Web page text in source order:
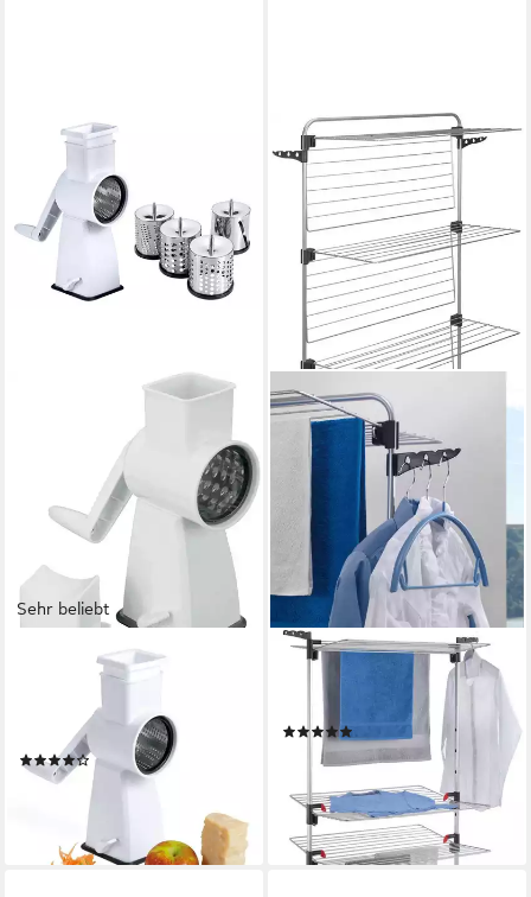
Sehr beliebt
Trommelreibe Flash,
Edelstahl, Kunststoff, (6-St),
mit Saugfuß
(66)
29,69 € UVP 45,99 €
lieferbar - in 3-4 Werktagen bei dir
METALTEX
Turmwäscheständer Ciclone
91,94 € UVP 124,99 €
lieferbar - in 4-5 Werktagen bei dir